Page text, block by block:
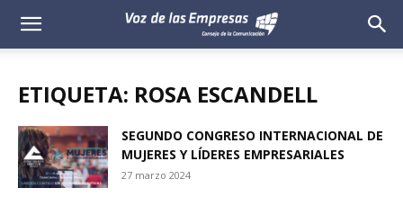
Voz
Empresas
ETIQUETA: ROSA ESCANDELL
SEGUNDO CONGRESO INTERNACIONAL DE
MUJERES Y LÍDERES EMPRESARIALES
27 marzo 2024